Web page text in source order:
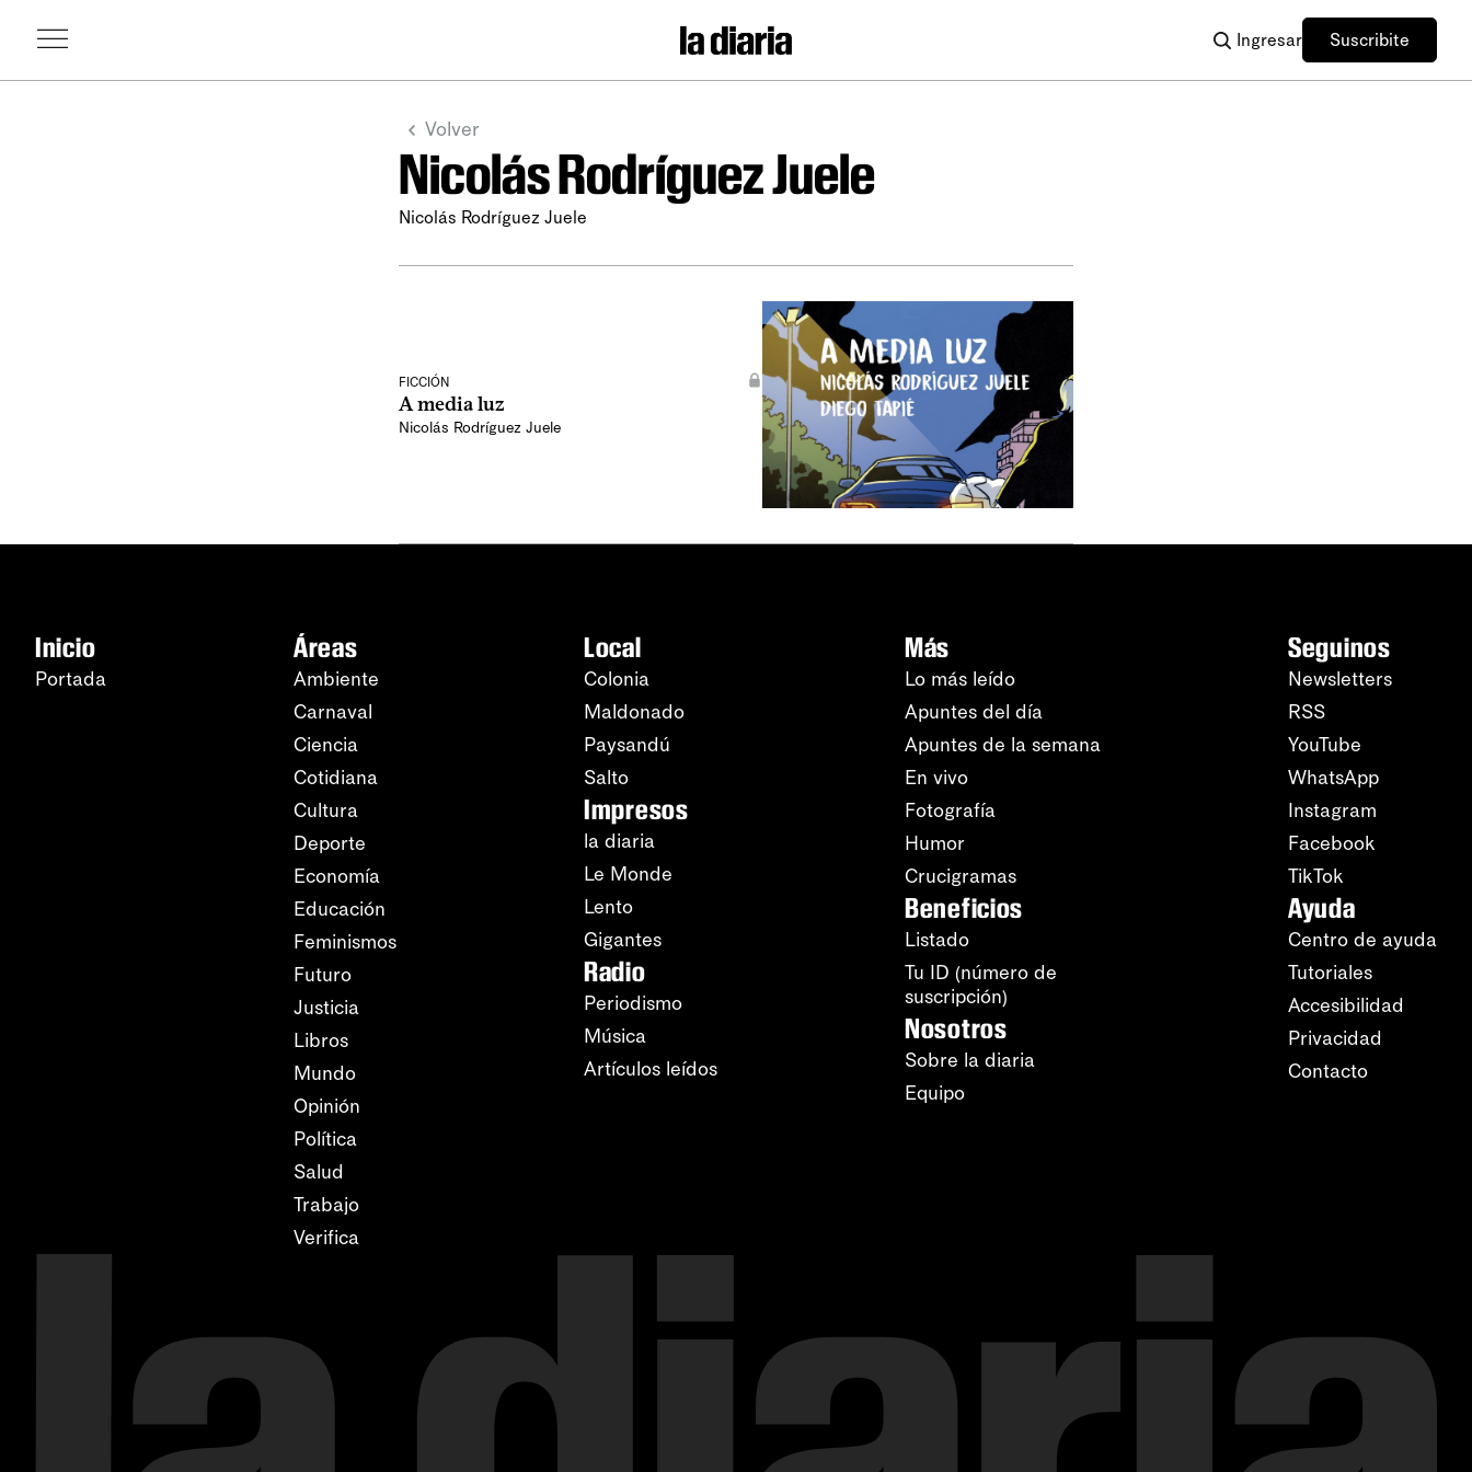
Ingresar Suscribite
Volver
Nicolás Rodríguez Juele
Nicolás Rodríguez Juele
FICCIÓN
A media luz
Nicolás Rodríguez Juele
Inicio
Portada
Áreas
Ambiente
Carnaval
Ciencia
Cotidiana
Cultura
Deporte
Economía
Educación
Feminismos
Futuro
Justicia
Libros
Mundo
Opinión
Política
Salud
Trabajo
Verifica
Local
Colonia
Maldonado
Paysandú
Salto
Impresos
la diaria
Le Monde
Lento
Gigantes
Radio
Periodismo
Música
Artículos leídos
Más
Lo más leído
Apuntes del día
Apuntes de la semana
En vivo
Fotografía
Humor
Crucigramas
Beneficios
Listado
Tu ID (número de
suscripción)
Nosotros
Sobre la diaria
Equipo
Seguinos
Newsletters
RSS
YouTube
WhatsApp
Instagram
Facebook
TikTok
Ayuda
Centro de ayuda
Tutoriales
Accesibilidad
Privacidad
Contacto